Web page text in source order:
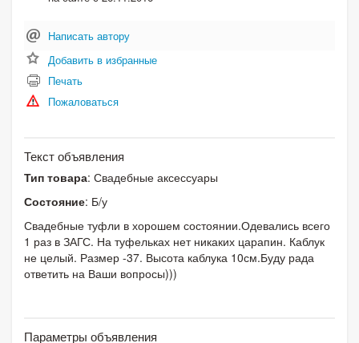
Написать автору
Добавить в избранные
Печать
Пожаловаться
Текст объявления
Тип товара: Свадебные аксессуары
Состояние: Б/у
Свадебные туфли в хорошем состоянии.Одевались всего
1 раз в ЗАГС. На туфельках нет никаких царапин. Каблук
не целый. Размер -37. Высота каблука 10см.Буду рада
ответить на Ваши вопросы)))
Параметры объявления